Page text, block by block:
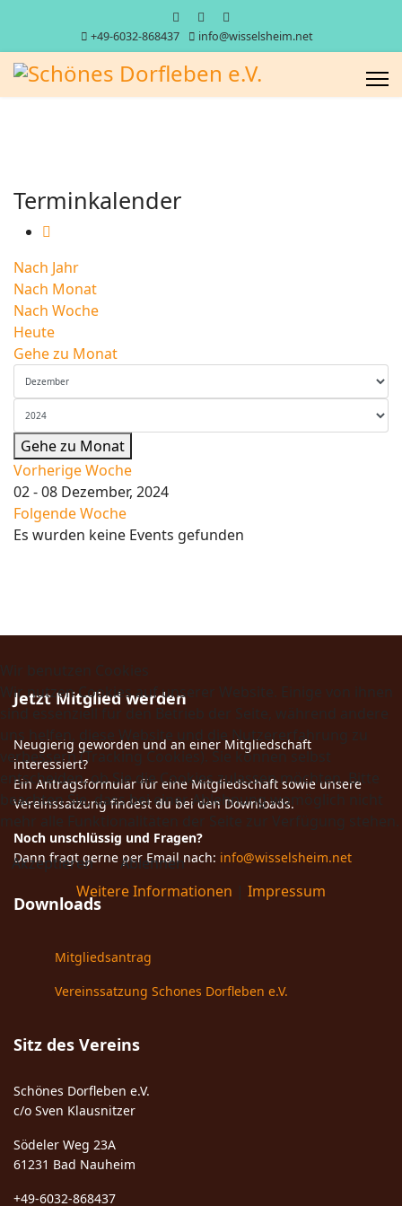
+49-6032-868437 info@wisselsheim.net
Terminkalender
Nach Jahr
Nach Monat
Nach Woche
Heute
Gehe zu Monat
Gehe zu Monat
Vorherige Woche
02 - 08 Dezember, 2024
Folgende Woche
Es wurden keine Events gefunden
Jetzt Mitglied werden
Neugierig geworden und an einer Mitgliedschaft
interessiert?
Ein Antragsformular für eine Mitgliedschaft sowie unsere
Vereinssatzung findest du bei den Downloads.
Noch unschlüssig und Fragen?
Dann fragt gerne per Email nach: info@wisselsheim.net
Downloads
Mitgliedsantrag
Vereinssatzung Schones Dorfleben e.V.
Sitz des Vereins
Schönes Dorfleben e.V.
c/o Sven Klausnitzer
Södeler Weg 23A
61231 Bad Nauheim
+49-6032-868437
Wir nutzen Cookies auf unserer Website. Einige von ihnen
sind essenziell für den Betrieb der Seite, während andere
uns helfen, diese Website und die Nutzererfahrung zu
verbessern (Tracking Cookies). Sie können selbst
entscheiden, ob Sie die Cookies zulassen möchten. Bitte
beachten Sie, dass bei einer Ablehnung womöglich nicht
Akzeptieren
Ablehnen
Weitere Informationen
Impressum